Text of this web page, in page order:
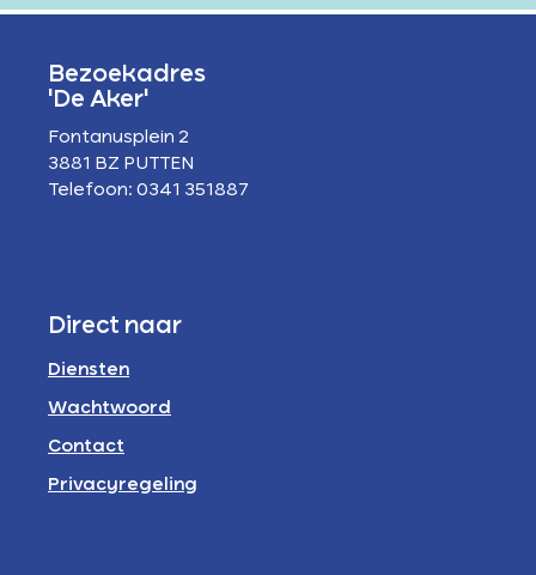
Bezoekadres
'De Aker'
Fontanusplein 2
3881 BZ PUTTEN
Telefoon: 0341 351887
Direct naar
Diensten
Wachtwoord
Contact
Privacyregeling